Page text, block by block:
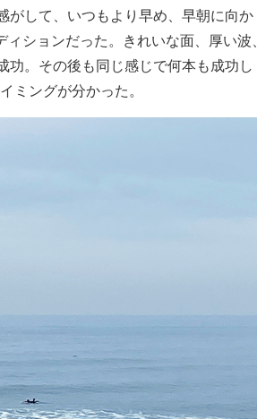
がして、いつもより早め、早朝に向か
ションだった。きれいな面、厚い波、
。その後も同じ感じで何本も成功し
ミングが分かった。